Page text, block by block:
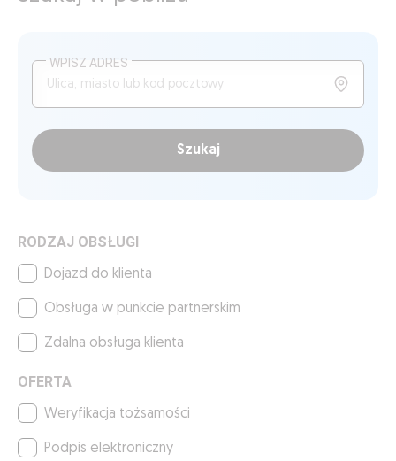
WPISZ ADRES
Szukaj
RODZAJ OBSŁUGI
Dojazd do klienta
Obsługa w punkcie partnerskim
Zdalna obsługa klienta
OFERTA
Weryfikacja tożsamości
Podpis elektroniczny